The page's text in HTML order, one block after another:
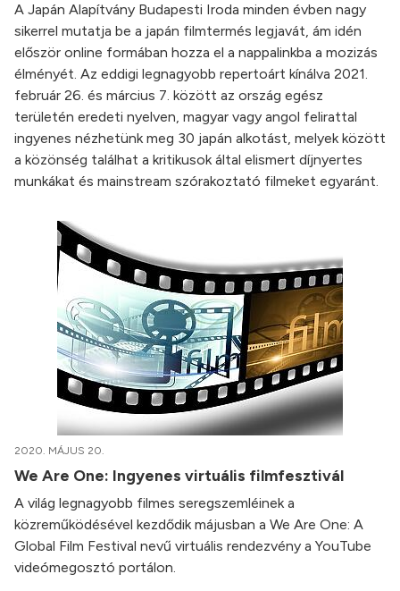
A Japán Alapítvány Budapesti Iroda minden évben nagy
sikerrel mutatja be a japán filmtermés legjavát, ám idén
először online formában hozza el a nappalinkba a mozizás
élményét. Az eddigi legnagyobb repertoárt kínálva 2021.
február 26. és március 7. között az ország egész
területén eredeti nyelven, magyar vagy angol felirattal
ingyenes nézhetünk meg 30 japán alkotást, melyek között
a közönség találhat a kritikusok által elismert díjnyertes
munkákat és mainstream szórakoztató filmeket egyaránt.
2020. MÁJUS 20.
We Are One: Ingyenes virtuális filmfesztivál
A világ legnagyobb filmes seregszemléinek a
közreműködésével kezdődik májusban a We Are One: A
Global Film Festival nevű virtuális rendezvény a YouTube
videómegosztó portálon.